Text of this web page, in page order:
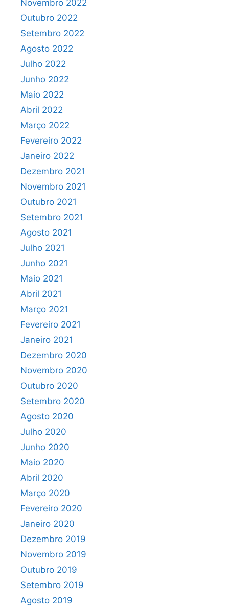
Novembro 2022
Outubro 2022
Setembro 2022
Agosto 2022
Julho 2022
Junho 2022
Maio 2022
Abril 2022
Março 2022
Fevereiro 2022
Janeiro 2022
Dezembro 2021
Novembro 2021
Outubro 2021
Setembro 2021
Agosto 2021
Julho 2021
Junho 2021
Maio 2021
Abril 2021
Março 2021
Fevereiro 2021
Janeiro 2021
Dezembro 2020
Novembro 2020
Outubro 2020
Setembro 2020
Agosto 2020
Julho 2020
Junho 2020
Maio 2020
Abril 2020
Março 2020
Fevereiro 2020
Janeiro 2020
Dezembro 2019
Novembro 2019
Outubro 2019
Setembro 2019
Agosto 2019